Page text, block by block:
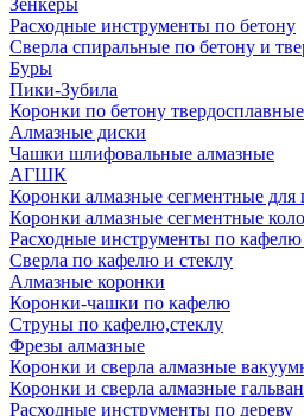
Зенкеры
Расходные инструменты по бетону
Сверла спиральные по бетону и
Буры
Пики-Зубила
Коронки по бетону твердосплавные
Алмазные диски
Чашки шлифовальные алмазные
АГШК
Коронки алмазные сегментные для
Коронки алмазные сегментные
Расходные инструменты по кафелю
Сверла по кафелю и стеклу
Алмазные коронки
Коронки-чашки по кафелю
Струны по кафелю,стеклу
Фрезы алмазные
Коронки и сверла алмазные
Коронки и сверла алмазные
Расходные инструменты по дереву